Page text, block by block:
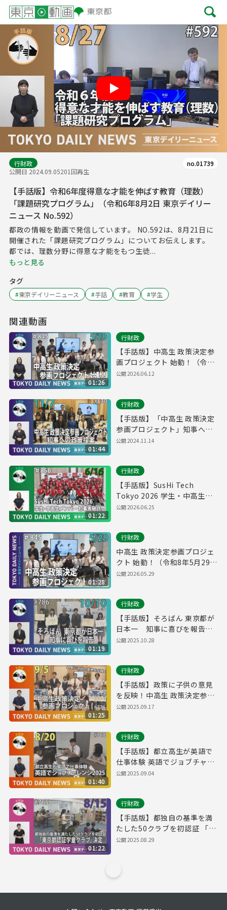
Play
行財政
公開日 2024.09.05201回再生
no.01739
【手話版】令和6年度得意な才能を伸ばす教育（理数）
「課題研究プログラム」（令和6年8月2日 東京デイリー
ニュース No.592）
都政の情報を動画で発信しています。 NO.592は、8月21日に
開催された「課題研究プログラム」についてお伝えします。
都では、理数分野に得意な才能をもつ生徒...
もっと見る
タグ
#東京デイリーニュース #手話 #教育 #学生
関連動画
01:26
行財政
【手話版】中高生 政策決定参
画プロジェクト 始動！（令和
8年5月29日 東京デイリーニュ
公開2026.06.12
01:44
行財政
【手話版】「中高生 政策決定
参画プロジェクト」知事への
政策提案（令和6年11月7日 東
公開2024.11.14
01:22
行財政
【手話版】SusHi Tech
Tokyo 2026 学生・中高生メ
ンバー知事表敬訪問（令和8年
公開2026.06.25
01:28
行財政
中高生 政策決定参画プロジェ
クト 始動！（令和8年5月29日
東京デイリーニュース
公開2026.05.29
01:19
行財政
【手話版】そろばん 東京都が
日本一 知事に喜びを報告
（令和７年10月10日 東京デイ
公開2025.10.28
01:25
行財政
【手話版】政策に子供の意見
を反映！中高生 政策決定参画
プロジェクト（令和７年９月
公開2025.09.17
01:40
行財政
【手話版】都立高生が英語で
仕事体験 英語でジョブチャレ
ンジ2025（令和７年８月20日
公開2025.09.04
01:22
行財政
【手話版】都独自の基準を満
たした50クラブを初認証 「東
京都認証学童クラブ」決定
公開2025.08.29